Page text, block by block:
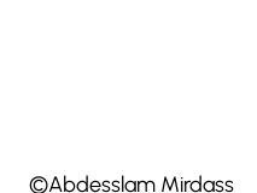
©Abdesslam Mirdass